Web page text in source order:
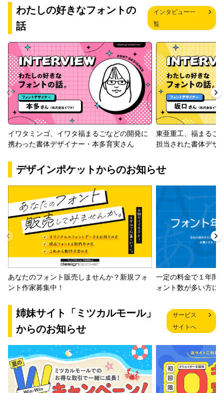
わたしの好きなフォントの
話
インタビュー一
覧
イワタミンゴ、イワタ福まるごなどの開発に
携わった書体デザイナー・本多育実さん
東亜重工、福まるご
担当された書体デザ
デザインポケットからのお知らせ
あなたのフォント販売しませんか？新規フォ
ント作家募集中！
一定の料金で１年間
ォント数が多い方に
姉妹サイト「ミツカルモール」
からのお知らせ
サービス
サイトへ